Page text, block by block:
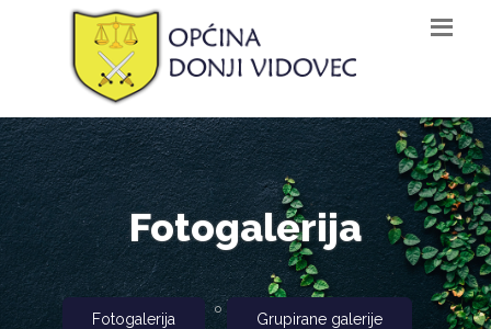
Fotogalerija
Fotogalerija Grupirane galerije